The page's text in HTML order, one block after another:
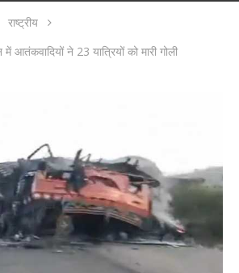
राष्ट्रीय
में आतंकवादियों ने 23 यात्रियों को मारी गोली